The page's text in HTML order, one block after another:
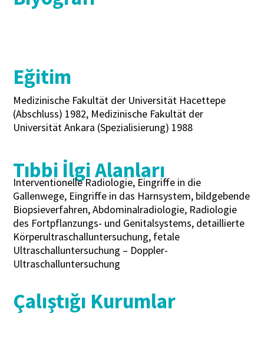
Eğitim
Medizinische Fakultät der Universität Hacettepe
(Abschluss) 1982, Medizinische Fakultät der
Universität Ankara (Spezialisierung) 1988
Çalıştığı Kurumlar
Tıbbi İlgi Alanları
Interventionelle Radiologie, Eingriffe in die
Gallenwege, Eingriffe in das Harnsystem, bildgebende
Biopsieverfahren, Abdominalradiologie, Radiologie
des Fortpflanzungs- und Genitalsystems, detaillierte
Körperultraschalluntersuchung, fetale
Ultraschalluntersuchung – Doppler-
Ultraschalluntersuchung